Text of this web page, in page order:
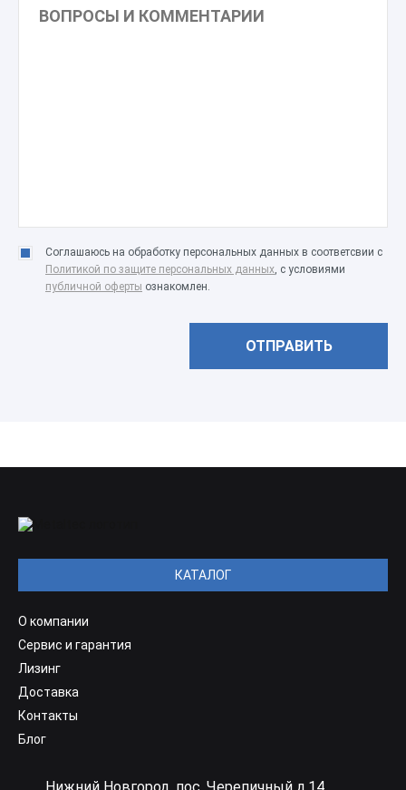
Соглашаюсь на обработку персональных данных в соответсвии с
Политикой по защите персональных данных, с условиями
публичной оферты ознакомлен.
О компании
Сервис и гарантия
Лизинг
Доставка
Контакты
Блог
КАТАЛОГ